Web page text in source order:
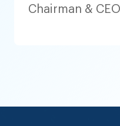
Chairman & CEO